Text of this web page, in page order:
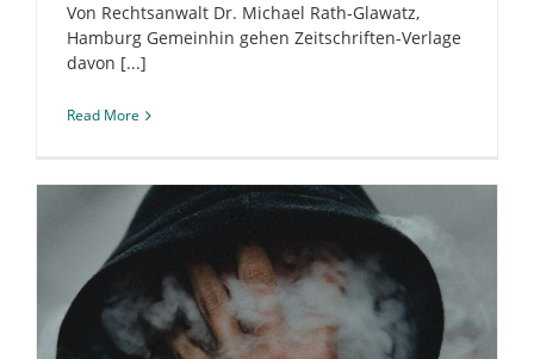
Von Rechtsanwalt Dr. Michael Rath-Glawatz,
Hamburg Gemeinhin gehen Zeitschriften-Verlage
davon [...]
Read More